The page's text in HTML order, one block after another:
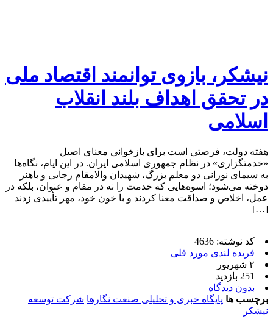
نیشکر، بازوی توانمند اقتصاد ملی
در تحقق اهداف بلند انقلاب
اسلامی
هفته دولت، فرصتی است برای بازخوانی معنای اصیل
«خدمتگزاری» در نظام جمهوری اسلامی ایران. در این ایام، نگاه‌ها
به سیمای نورانی دو معلم بزرگ، شهیدان والامقام رجایی و باهنر
دوخته می‌شود؛ اسوه‌هایی که خدمت را نه در مقام و عنوان، بلکه در
عمل، اخلاص و صداقت معنا کردند و با خون خود، مهر تأییدی زدند
[…]
کد نوشته: 4636
فریده لندی مورد فلی
۲ شهریور
251 بازدید
بدون دیدگاه
برچسب ها پایگاه خبری و تحلیلی صنعت نگارها شرکت توسعه
نیشکر